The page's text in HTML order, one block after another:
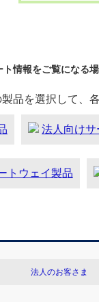
情報をご覧になる
品を選択して、
法人向け
トウェイ製品
法人のお客さま